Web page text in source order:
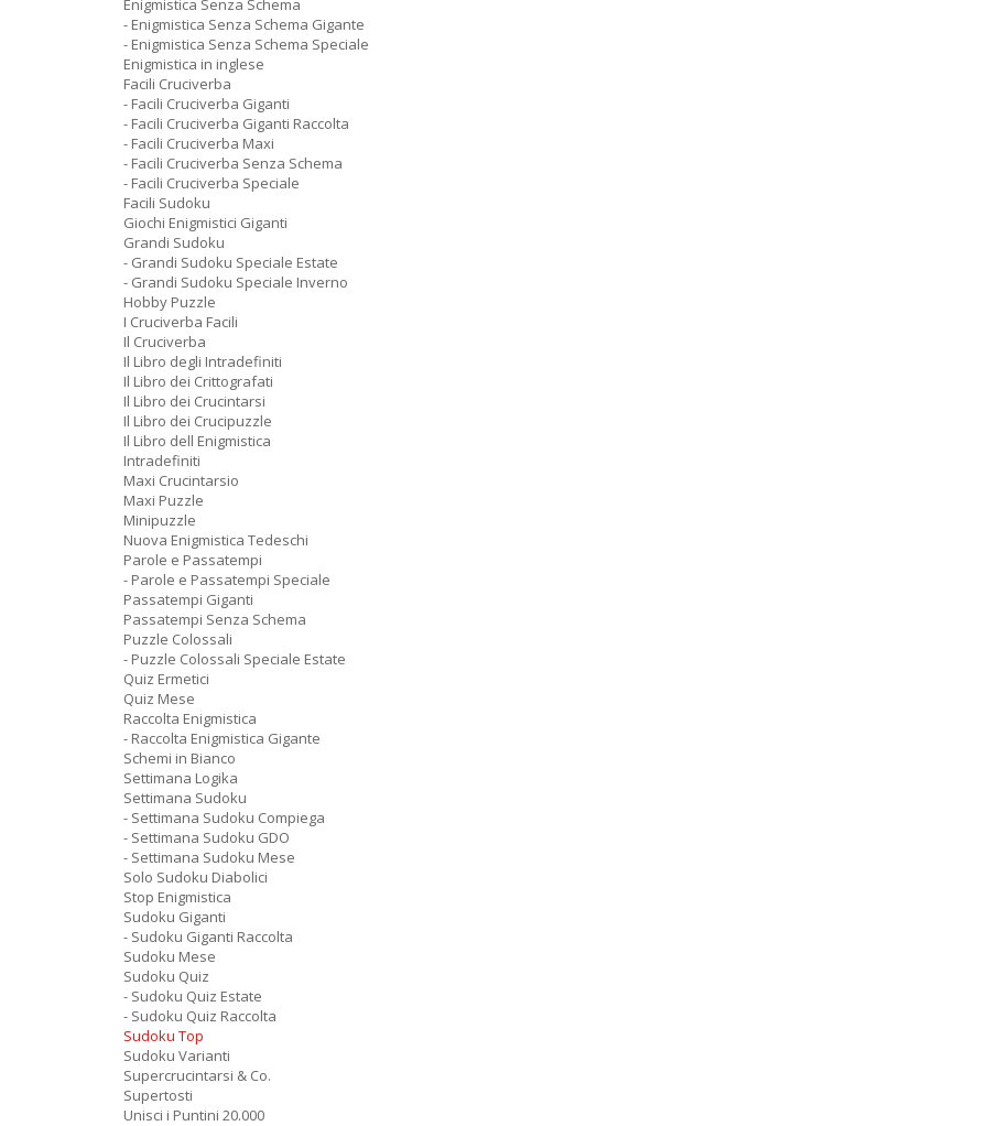
Enigmistica Senza Schema
- Enigmistica Senza Schema Gigante
- Enigmistica Senza Schema Speciale
Enigmistica in inglese
Facili Cruciverba
- Facili Cruciverba Giganti
- Facili Cruciverba Giganti Raccolta
- Facili Cruciverba Maxi
- Facili Cruciverba Senza Schema
- Facili Cruciverba Speciale
Facili Sudoku
Giochi Enigmistici Giganti
Grandi Sudoku
- Grandi Sudoku Speciale Estate
- Grandi Sudoku Speciale Inverno
Hobby Puzzle
I Cruciverba Facili
Il Cruciverba
Il Libro degli Intradefiniti
Il Libro dei Crittografati
Il Libro dei Crucintarsi
Il Libro dei Crucipuzzle
Il Libro dell Enigmistica
Intradefiniti
Maxi Crucintarsio
Maxi Puzzle
Minipuzzle
Nuova Enigmistica Tedeschi
Parole e Passatempi
- Parole e Passatempi Speciale
Passatempi Giganti
Passatempi Senza Schema
Puzzle Colossali
- Puzzle Colossali Speciale Estate
Quiz Ermetici
Quiz Mese
Raccolta Enigmistica
- Raccolta Enigmistica Gigante
Schemi in Bianco
Settimana Logika
Settimana Sudoku
- Settimana Sudoku Compiega
- Settimana Sudoku GDO
- Settimana Sudoku Mese
Solo Sudoku Diabolici
Stop Enigmistica
Sudoku Giganti
- Sudoku Giganti Raccolta
Sudoku Mese
Sudoku Quiz
- Sudoku Quiz Estate
- Sudoku Quiz Raccolta
Sudoku Top
Sudoku Varianti
Supercrucintarsi & Co.
Supertosti
Unisci i Puntini 20.000